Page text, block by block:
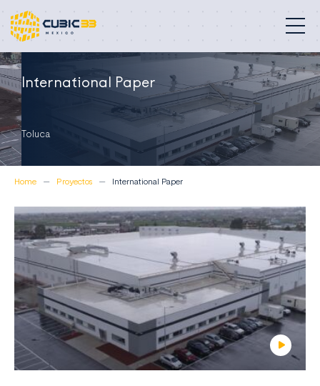
International Paper
Toluca
Home Proyectos International Paper
Edificios profesionales
Nuestra misión
Compromisos
Proyectos
Quiénes somos
Contacto
México